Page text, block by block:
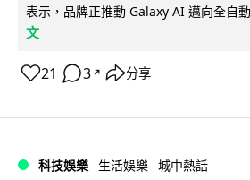
表示，品牌正推動 Galaxy AI 邁向全自
文
21 3 ↗ 分享
科技娛樂 生活娛樂 城中熱話